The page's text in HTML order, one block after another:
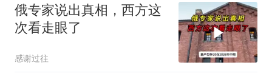
俄专家说出真相，西方这
次看走眼了
感谢过往